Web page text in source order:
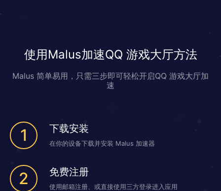
使用Malus加速QQ 游戏大厅方法
Malus 简单易用，只需三步即可轻松开启QQ 游戏大厅加
速
1 下载安装
在你的设备下载并安装 Malus 加速器
2 免费注册
使用邮箱注册、或直接使用三方登录进入应用